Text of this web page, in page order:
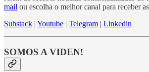
mail ou escolha o melhor canal para receber
Substack | Youtube | Telegram | Linkedin
SOMOS A VIDEN!